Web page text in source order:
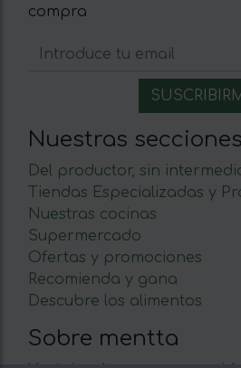
compra
Nuestras secciones
Del productor, sin
Tiendas Especializadas y
Nuestras cocinas
Supermercado
Ofertas y promociones
Recomienda y gana
Descubre los alimentos
Sobre mentta